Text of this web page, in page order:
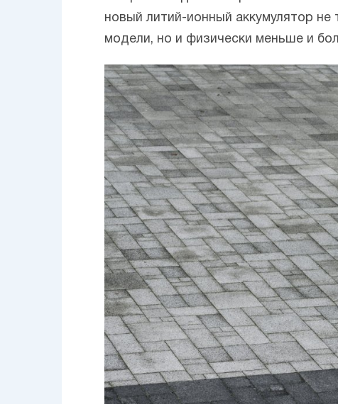
новый литий-ионный аккумулятор
модели, но и физически меньше и